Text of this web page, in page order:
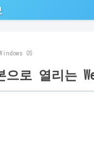
OS
으로 열리는